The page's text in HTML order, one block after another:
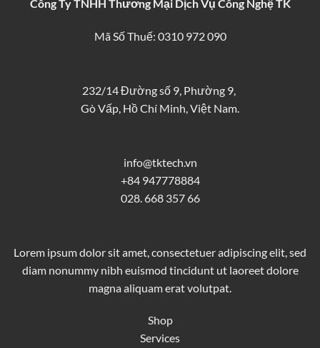
Công Ty TNHH Thương Mại Dịch Vụ Công Nghệ TK
Mã Số Thuế: 0310 972 090
232/14 Đường số 9, Phường 9,
Gò Vấp, Hồ Chí Minh, Việt Nam.
info@tktech.vn
+84 947778884
028. 668 357 66
Lorem ipsum dolor sit amet, consectetuer adipiscing elit, sed
diam nonummy nibh euismod tincidunt ut laoreet dolore
magna aliquam erat volutpat.
Shop
Services